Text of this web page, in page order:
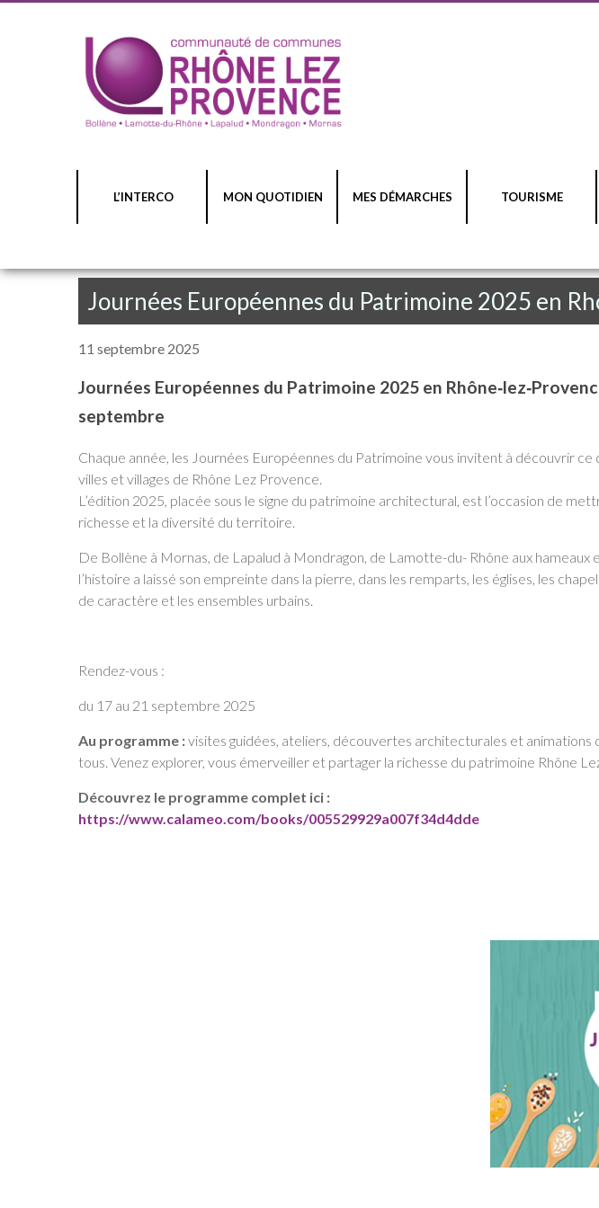
L’INTERCO MON QUOTIDIEN MES DÉMARCHES TOURISME
Journées Européennes du Patrimoine 2025 en
11 septembre 2025
Journées Européennes du Patrimoine 2025 en
septembre
Chaque année, les Journées Européennes du Patrimoine vous invitent à découvrir ce
villes et villages de Rhône Lez Provence.
L’édition 2025, placée sous le signe du patrimoine architectural, est l’occasion de
richesse et la diversité du territoire.
De Bollène à Mornas, de Lapalud à Mondragon, de Lamotte-du- Rhône aux hameaux
l’histoire a laissé son empreinte dans la pierre, dans les remparts, les églises, les
de caractère et les ensembles urbains.
Rendez-vous :
du 17 au 21 septembre 2025
Au programme :visites guidées, ateliers, découvertes architecturales et animations
tous. Venez explorer, vous émerveiller et partager la richesse du patrimoine Rhône
Découvrez le programme complet ici :
https://www.calameo.com/books/005529929a007f34d4dde